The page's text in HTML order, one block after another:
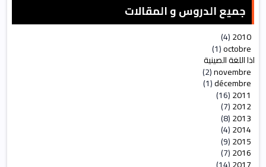
جميع الدروس و المقالات
▼
2010
(4)
octobre
(1)
لماذا اللغة الصينية
novembre
(2)
décembre
(1)
2011
(16)
►
2012
(7)
2013
(8)
►
2014
(4)
2015
(9)
2016
(7)